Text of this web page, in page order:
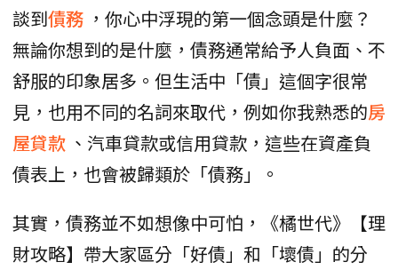
談到債務 ，你心中浮現的第一個念頭是什麼？
無論你想到的是什麼，債務通常給予人負面、不
舒服的印象居多。但生活中「債」這個字很常
見，也用不同的名詞來取代，例如你我熟悉的房
屋貸款 、汽車貸款或信用貸款，這些在資產負
債表上，也會被歸類於「債務」。
其實，債務並不如想像中可怕，《橘世代》【理
財攻略】帶大家區分「好債」和「壞債」的分